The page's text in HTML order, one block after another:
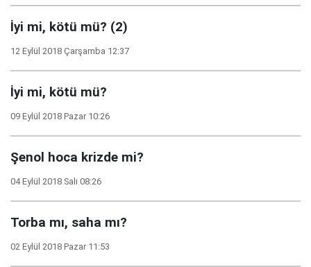
İyi mi, kötü mü? (2)
12 Eylül 2018 Çarşamba 12:37
İyi mi, kötü mü?
09 Eylül 2018 Pazar 10:26
Şenol hoca krizde mi?
04 Eylül 2018 Salı 08:26
Torba mı, saha mı?
02 Eylül 2018 Pazar 11:53